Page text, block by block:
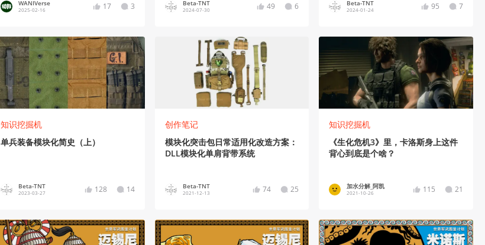
WANIVerse
2025-02-16 17 3 Beta-TNT
2024-07-30 49 6 Beta-TNT
2024-01-24 95 7
知识挖掘机
单兵装备模块化简史（上）
Beta-TNT
2023-03-27 128 14
创作笔记
模块化突击包日常适用化改造方案：
DLL模块化单肩背带系统
Beta-TNT
2021-12-13 74 25
知识挖掘机
《生化危机3》里，卡洛斯身上这件
背心到底是个啥？
加水分解_阿凯
2021-10-26 115 21